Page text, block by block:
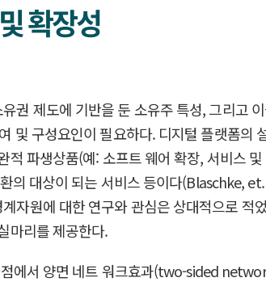
확장성
권 제도에 기반을 둔 소유주 특성, 그리고
구성요인이 필요하다. 디지털 플랫폼의
파생상품(예: 소프트 웨어 확장, 서비스
의 대상이 되는 서비스 등이다(Blaschke,
자원에 대한 연구와 관심은 상대적으로 적
마리를 제공한다.
에서 양면 네트 워크효과(two-sided